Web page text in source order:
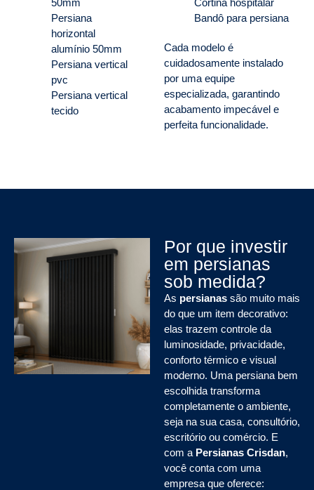
50mm
Persiana
horizontal
alumínio 50mm
Persiana vertical
pvc
Persiana vertical
tecido
Cortina hospitalar
Bandô para persiana
Cada modelo é
cuidadosamente instalado
por uma equipe
especializada, garantindo
acabamento impecável e
perfeita funcionalidade.
Por que investir
em persianas
sob medida?
As persianas são muito mais
do que um item decorativo:
elas trazem controle da
luminosidade, privacidade,
conforto térmico e visual
moderno. Uma persiana bem
escolhida transforma
completamente o ambiente,
seja na sua casa, consultório,
escritório ou comércio. E
com a Persianas Crisdan,
você conta com uma
empresa que oferece: